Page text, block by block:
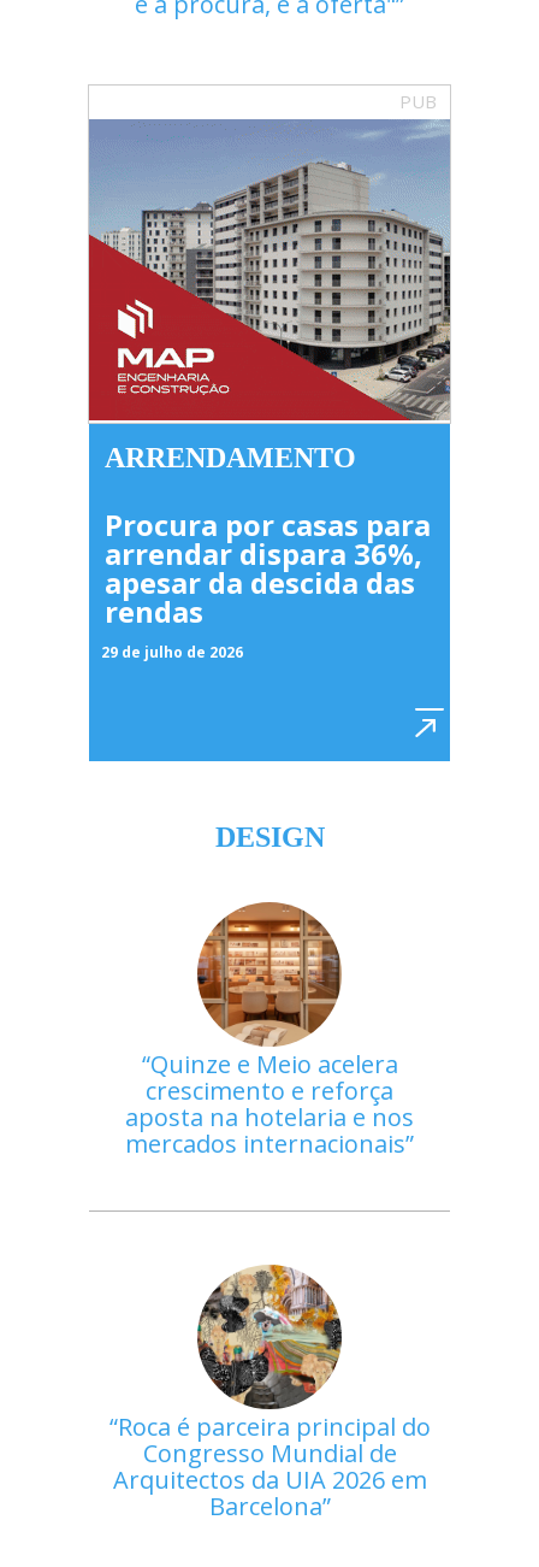
PUB
ARRENDAMENTO
Procura por casas para
arrendar dispara 36%,
apesar da descida das
rendas
29 de julho de 2026
DESIGN
Quinze e Meio acelera
crescimento e reforça
aposta na hotelaria e nos
mercados internacionais
Roca é parceira principal do
Congresso Mundial de
Arquitectos da UIA 2026 em
Barcelona